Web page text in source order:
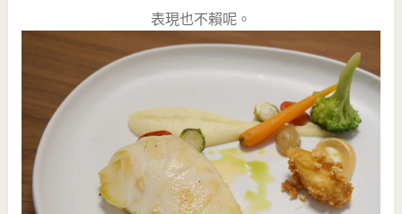
表現也不賴呢。